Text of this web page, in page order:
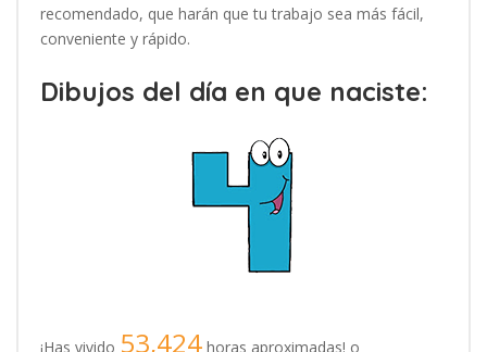
recomendado, que harán que tu trabajo sea más fácil,
conveniente y rápido.
Dibujos del día en que naciste:
¡Has vivido 53,424 horas aproximadas! o